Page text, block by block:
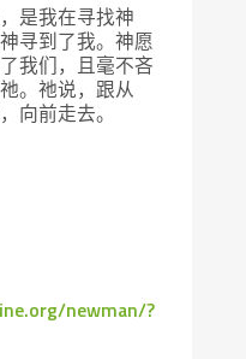
是我在寻找神
寻到了我。神愿
我们，且毫不吝
。祂说，跟从
向前走去。
newman/?